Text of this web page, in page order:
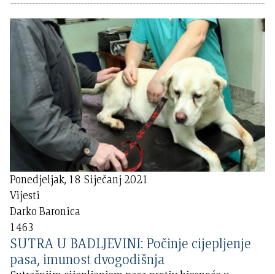
Ponedjeljak, 18 Siječanj 2021
Vijesti
Darko Baronica
1463
SUTRA U BADLJEVINI: Počinje cijepljenje
pasa, imunost dvogodišnja